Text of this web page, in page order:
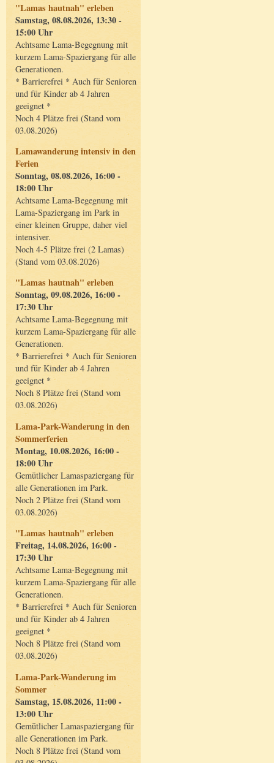
"Lamas hautnah" erleben
Samstag, 08.08.2026, 13:30 -
15:00 Uhr
Achtsame Lama-Begegnung mit
kurzem Lama-Spaziergang für alle
Generationen.
* Barrierefrei * Auch für Senioren
und für Kinder ab 4 Jahren
geeignet *
Noch 4 Plätze frei (Stand vom
03.08.2026)
Lamawanderung intensiv in den
Ferien
Sonntag, 08.08.2026, 16:00 -
18:00 Uhr
Achtsame Lama-Begegnung mit
Lama-Spaziergang im Park in
einer kleinen Gruppe, daher viel
intensiver.
Noch 4-5 Plätze frei (2 Lamas)
(Stand vom 03.08.2026)
"Lamas hautnah" erleben
Sonntag, 09.08.2026, 16:00 -
17:30 Uhr
Achtsame Lama-Begegnung mit
kurzem Lama-Spaziergang für alle
Generationen.
* Barrierefrei * Auch für Senioren
und für Kinder ab 4 Jahren
geeignet *
Noch 8 Plätze frei (Stand vom
03.08.2026)
Lama-Park-Wanderung in den
Sommerferien
Montag, 10.08.2026, 16:00 -
18:00 Uhr
Gemütlicher Lamaspaziergang für
alle Generationen im Park.
Noch 2 Plätze frei (Stand vom
03.08.2026)
"Lamas hautnah" erleben
Freitag, 14.08.2026, 16:00 -
17:30 Uhr
Achtsame Lama-Begegnung mit
kurzem Lama-Spaziergang für alle
Generationen.
* Barrierefrei * Auch für Senioren
und für Kinder ab 4 Jahren
geeignet *
Noch 8 Plätze frei (Stand vom
03.08.2026)
Lama-Park-Wanderung im
Sommer
Samstag, 15.08.2026, 11:00 -
13:00 Uhr
Gemütlicher Lamaspaziergang für
alle Generationen im Park.
Noch 8 Plätze frei (Stand vom